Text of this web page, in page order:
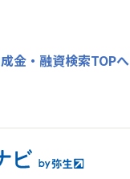
金・融資検索TOPへ